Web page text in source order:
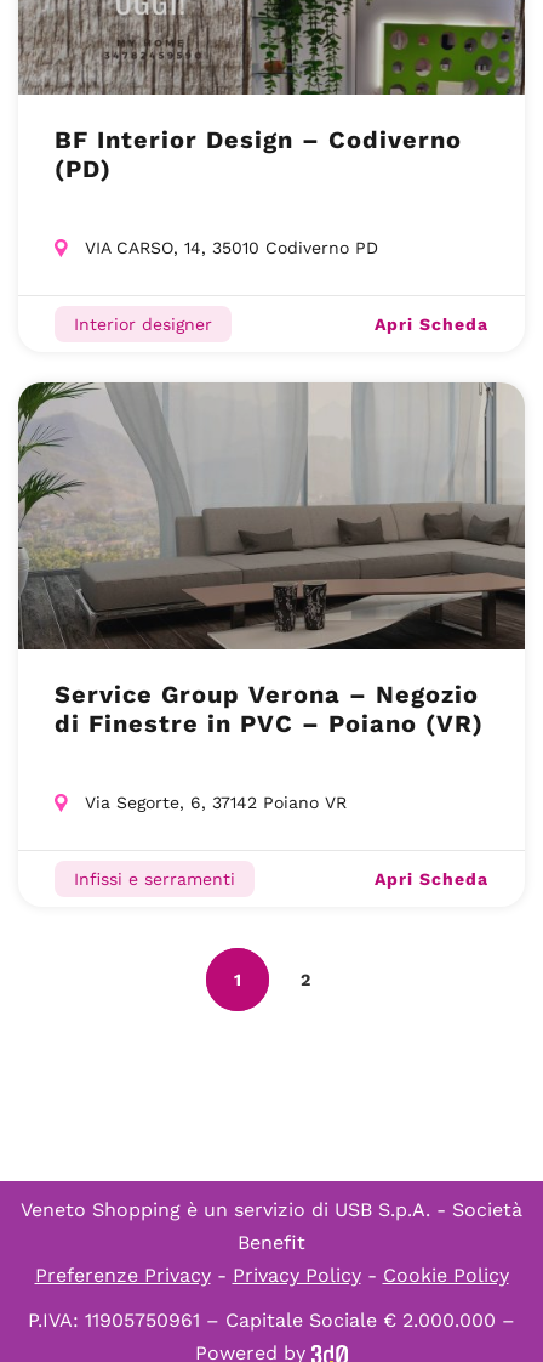
BF Interior Design – Codiverno
(PD)
VIA CARSO, 14, 35010 Codiverno PD
Interior designer Apri Scheda
Service Group Verona – Negozio
di Finestre in PVC – Poiano (VR)
Via Segorte, 6, 37142 Poiano VR
Infissi e serramenti Apri Scheda
1 2
Veneto Shopping è un servizio di USB S.p.A. - Società
Benefit
Preferenze Privacy- Privacy Policy- Cookie Policy
P.IVA: 11905750961 – Capitale Sociale € 2.000.000 –
Powered by